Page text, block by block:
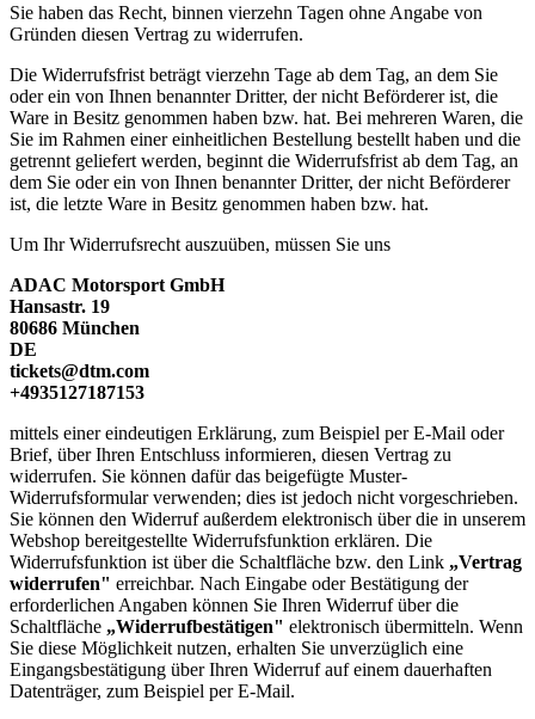
Sie haben das Recht, binnen vierzehn Tagen ohne Angabe von
Gründen diesen Vertrag zu widerrufen.
Die Widerrufsfrist beträgt vierzehn Tage ab dem Tag, an dem Sie
oder ein von Ihnen benannter Dritter, der nicht Beförderer ist, die
Ware in Besitz genommen haben bzw. hat. Bei mehreren Waren, die
Sie im Rahmen einer einheitlichen Bestellung bestellt haben und die
getrennt geliefert werden, beginnt die Widerrufsfrist ab dem Tag, an
dem Sie oder ein von Ihnen benannter Dritter, der nicht Beförderer
ist, die letzte Ware in Besitz genommen haben bzw. hat.
Um Ihr Widerrufsrecht auszuüben, müssen Sie uns
ADAC Motorsport GmbH
Hansastr. 19
80686 München
DE
tickets@dtm.com
+4935127187153
mittels einer eindeutigen Erklärung, zum Beispiel per E-Mail oder
Brief, über Ihren Entschluss informieren, diesen Vertrag zu
widerrufen. Sie können dafür das beigefügte Muster-
Widerrufsformular verwenden; dies ist jedoch nicht vorgeschrieben.
Sie können den Widerruf außerdem elektronisch über die in unserem
Webshop bereitgestellte Widerrufsfunktion erklären. Die
Widerrufsfunktion ist über die Schaltfläche bzw. den Link „Vertrag
widerrufen" erreichbar. Nach Eingabe oder Bestätigung der
erforderlichen Angaben können Sie Ihren Widerruf über die
Schaltfläche „Widerrufbestätigen" elektronisch übermitteln. Wenn
Sie diese Möglichkeit nutzen, erhalten Sie unverzüglich eine
Eingangsbestätigung über Ihren Widerruf auf einem dauerhaften
Datenträger, zum Beispiel per E-Mail.